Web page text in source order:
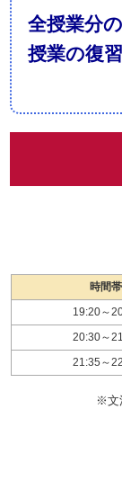
全授業分
授業の復
時間帯
19:20～
20:30～
21:35～
※文